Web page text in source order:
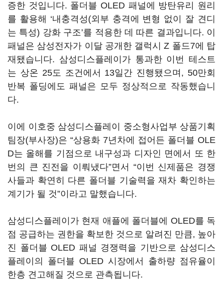
증한 것입니다. 폴더블 OLED 패널에 방탄유리 원리
를 활용해 ‘내충격성(외부 충격에 변형 없이 잘 견디
는 특성) 강화 구조’를 적용한 데 따른 결과입니다. 이
패널은 삼성전자가 이달 공개한 갤럭시 Z 폴드7에 탑
재됐습니다. 삼성디스플레이가 통과한 이번 테스트
는 상온 25도 조건에서 13일간 진행됐으며, 50만회
반복 폴딩에도 패널은 모두 정상적으로 작동했습니
다.
이에 이호중 삼성디스플레이 중소형사업부 상품기획
팀장(부사장)은 “상용화 7년차에 접어든 폴더블 OLE
D는 올해를 기점으로 내구성과 디자인 면에서 또 한
번의 큰 진전을 이뤄냈다”면서 “이번 신제품은 경쟁
사들과 확연히 다른 폴더블 기술력을 재차 확인하는
계기가 될 것”이라고 말했습니다.
삼성디스플레이가 현재 애플에 폴더블에 OLED를 독
점 공급하는 권한을 확보한 것으로 알려진 만큼, 높아
진 폴더블 OLED 패널 경쟁력을 기반으로 삼성디스
플레이의 폴더블 OLED 시장에서 출하량 점유율이
한층 견고해질 것으로 관측됩니다.